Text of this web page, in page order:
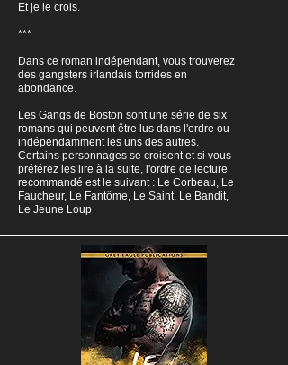
Et je le crois.
***
Dans ce roman indépendant, vous trouverez
des gangsters irlandais torrides en
abondance.
Les Gangs de Boston sont une série de six
romans qui peuvent être lus dans l'ordre ou
indépendamment les uns des autres.
Certains personnages se croisent et si vous
préférez les lire à la suite, l'ordre de lecture
recommandé est le suivant : Le Corbeau, Le
Faucheur, Le Fantôme, Le Saint, Le Bandit,
Le Jeune Loup